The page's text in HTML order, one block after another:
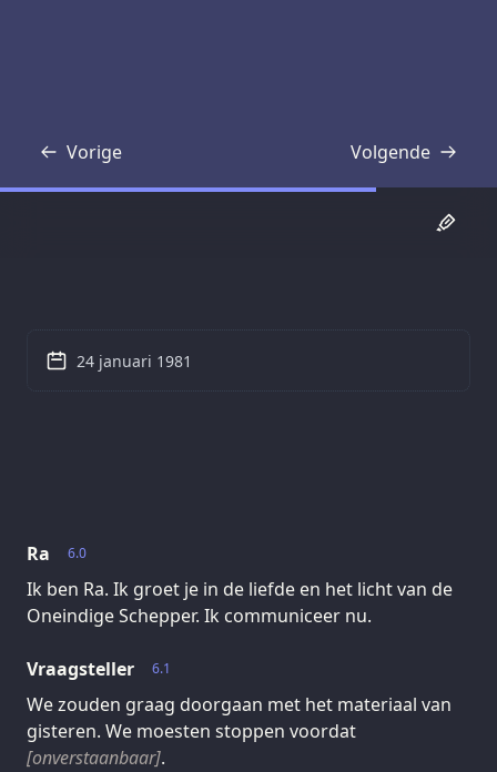
Vorige
Transcriptie Volgende
Transcriptie
6.0
Ra
Ik ben Ra. Ik groet je in de liefde en het licht van de
Oneindige Schepper. Ik communiceer nu.
6.1
Vraagsteller
We zouden graag doorgaan met het materiaal van
gisteren. We moesten stoppen voordat
[onverstaanbaar].
24 januari 1981